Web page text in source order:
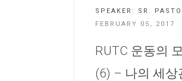
SPEAKER: SR.
FEBRUARY 05, 2017
RUTC 운동의
(6) – 나의 세